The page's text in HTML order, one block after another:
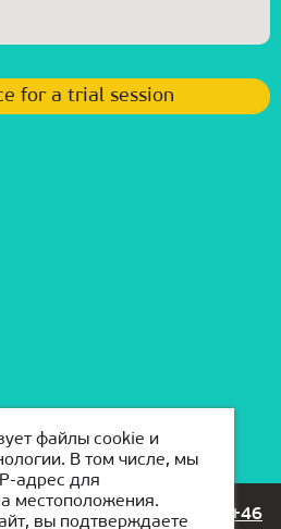
for a trial session
or suggestions, please call
+46
файлы cookie и
В том числе, мы
адрес для
местоположения.
вы подтверждаете